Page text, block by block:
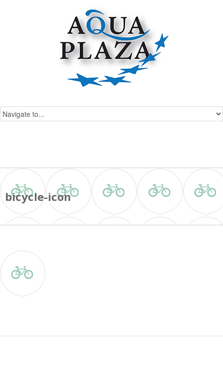
bicycle-icon